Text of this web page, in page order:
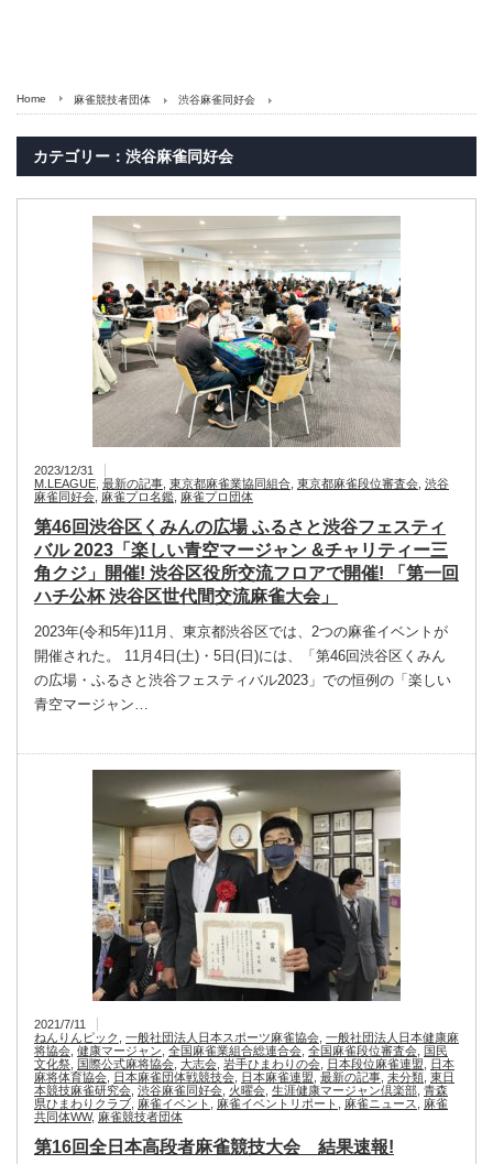
Home 麻雀競技者団体 渋谷麻雀同好会
カテゴリー：渋谷麻雀同好会
2023/12/31
M.LEAGUE 最新の記事 東京都麻雀業協同組合 東京都麻雀段位審査会 渋谷
麻雀同好会 麻雀プロ名鑑 麻雀プロ団体
第46回渋谷区くみんの広場 ふるさと渋谷フェスティ
バル 2023「楽しい青空マージャン &チャリティー三
角クジ」開催! 渋谷区役所交流フロアで開催! 「第一回
ハチ公杯 渋谷区世代間交流麻雀大会」
2023年(令和5年)11月、東京都渋谷区では、2つの麻雀イベントが
開催された。 11月4日(土)・5日(日)には、「第46回渋谷区くみん
の広場・ふるさと渋谷フェスティバル2023」での恒例の「楽しい
青空マージャン…
2021/7/11
ねんりんピック
一般社団法人日本スポーツ麻雀協会 一般社団法人日本健康麻
将協会 健康マージャン 全国麻雀業組合総連合会 全国麻雀段位審査会
国民
文化祭
国際公式麻将協会 大志会 岩手ひまわりの会 日本段位麻雀連盟
日本
麻将体育協会 日本麻雀団体戦競技会 日本麻雀連盟 最新の記事 未分類 東日
本競技麻雀研究会 渋谷麻雀同好会 火曜会 生涯健康マージャン倶楽部 青森
県ひまわりクラブ 麻雀イベント 麻雀イベントリポート 麻雀ニュース
麻雀
共同体WW, 麻雀競技者団体
第16回全日本高段者麻雀競技大会 結果速報!